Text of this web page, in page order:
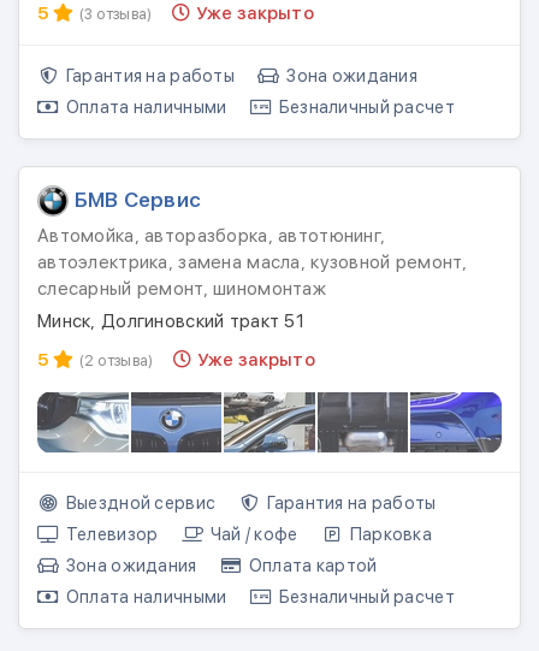
5
(3 отзыва) Уже закрыто
Гарантия на работы
Зона ожидания
Оплата наличными
Безналичный расчет
БМВ Сервис
Автомойка, авторазборка, автотюнинг,
автоэлектрика, замена масла, кузовной ремонт,
слесарный ремонт, шиномонтаж
Минск, Долгиновский тракт 51
5
(2 отзыва) Уже закрыто
Выездной сервис
Гарантия на работы
Телевизор
Чай / кофе
Парковка
Зона ожидания
Оплата картой
Оплата наличными
Безналичный расчет